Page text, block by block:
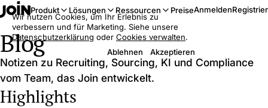
Produkt Lösungen Ressourcen PreiseAnmelden
Blog
Notizen zu Recruiting, Sourcing, KI und Compliance
vom Team, das Join entwickelt.
Highlights
Wir nutzen Cookies, um Ihr Erlebnis zu
verbessern und für Marketing. Siehe unsere
Datenschutzerklärung oder Cookies verwalten.
Ablehnen
Akzeptieren